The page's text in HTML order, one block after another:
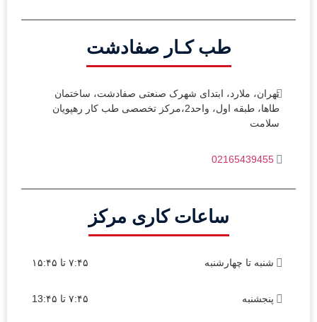
طب کـار صفادشت
تهران، ملارد، ابتدای شهرک صنعتی صفادشت، ساختمان
طاها، طبقه اول، واحد2،مرکز تخصصی طب کار رهپویان
سلامت
02165439455
ساعات کاری مرکز
شنبه تا چهارشنبه ۷:۴۵ تا ۱۵:۴۵
پنجشنبه ۷:۴۵ تا 13:۴۵